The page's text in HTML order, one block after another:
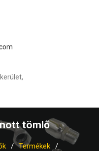
tömlő
Termékek